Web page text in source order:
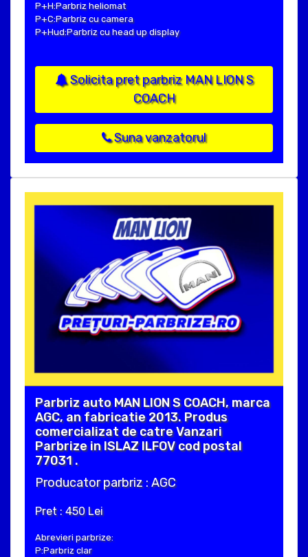
P+H:Parbriz heliomat
P+C:Parbriz cu camera
P+Hud:Parbriz cu head up display
Solicita pret parbriz MAN LION S
COACH
Suna vanzatorul
Parbriz auto MAN LION S COACH, marca
AGC, an fabricatie 2013. Produs
comercializat de catre Vanzari
Parbrize in ISLAZ ILFOV cod postal
77031 .
Producator parbriz : AGC
Pret : 450 Lei
Abrevieri parbrize:
P:Parbriz clar